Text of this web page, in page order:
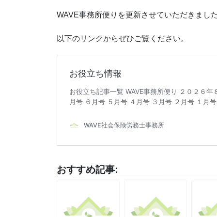
WAVE事務所便りを更新させていただきまし
以下のリンクからぜひご覧ください。
おすすめ記事: